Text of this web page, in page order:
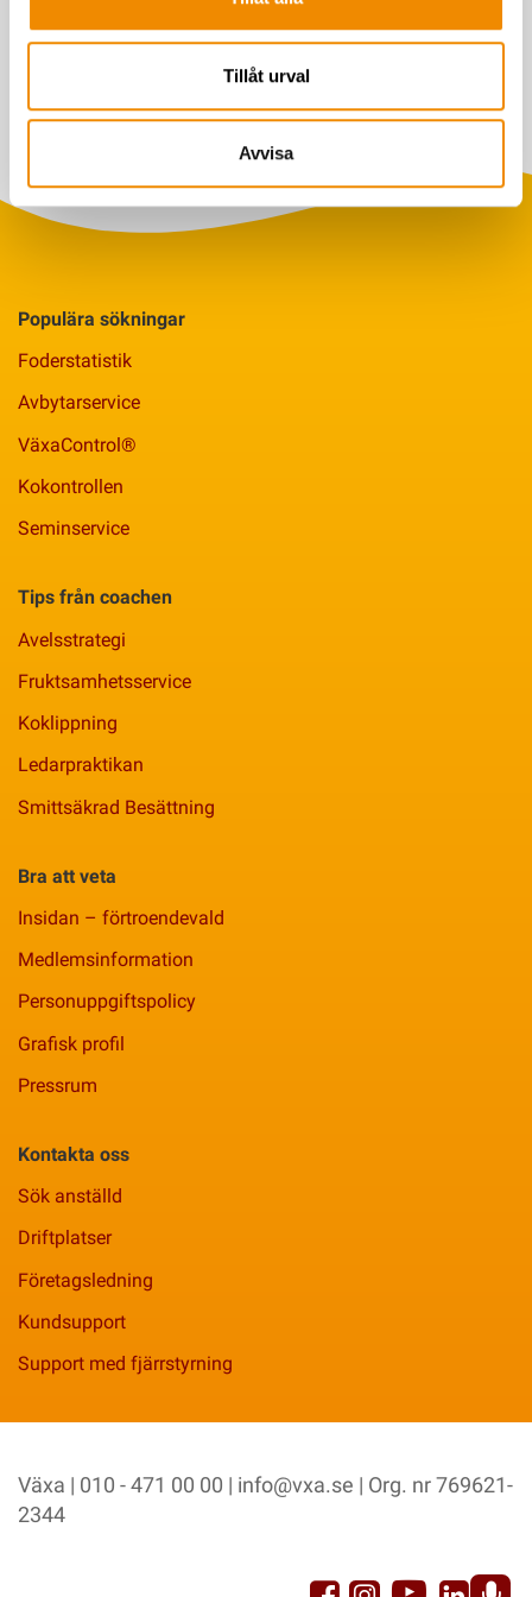
Tillåt urval
Avvisa
Sveriges Jerseyförening
Senast uppdaterad: 23 augusti 2024
Populära sökningar
Foderstatistik
Avbytarservice
VäxaControl®
Kokontrollen
Seminservice
Tips från coachen
Avelsstrategi
Fruktsamhetsservice
Koklippning
Ledarpraktikan
Smittsäkrad Besättning
Bra att veta
Insidan – förtroendevald
Medlemsinformation
Personuppgiftspolicy
Grafisk profil
Pressrum
Kontakta oss
Sök anställd
Driftplatser
Företagsledning
Kundsupport
Support med fjärrstyrning
Växa | 010 - 471 00 00 | info@vxa.se | Org. nr 769621-
2344